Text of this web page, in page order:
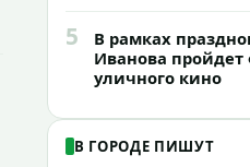
5
В рамках
Иванова пройдет
уличного кино
В ГОРОДЕ ПИШУТ